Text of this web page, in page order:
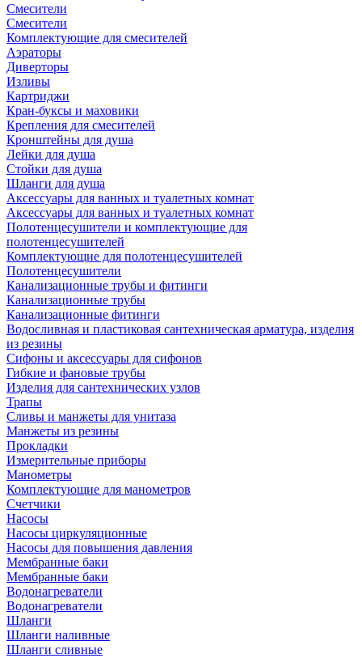
Смесители
Смесители
Комплектующие для смесителей
Аэраторы
Диверторы
Изливы
Картриджи
Кран-буксы и маховики
Крепления для смесителей
Кронштейны для душа
Лейки для душа
Стойки для душа
Шланги для душа
Аксессуары для ванных и туалетных комнат
Аксессуары для ванных и туалетных комнат
Полотенцесушители и комплектующие для
полотенцесушителей
Комплектующие для полотенцесушителей
Полотенцесушители
Канализационные трубы и фитинги
Канализационные трубы
Канализационные фитинги
Водосливная и пластиковая сантехническая арматура, изделия
из резины
Сифоны и аксессуары для сифонов
Гибкие и фановые трубы
Изделия для сантехнических узлов
Трапы
Сливы и манжеты для унитаза
Манжеты из резины
Прокладки
Измерительные приборы
Манометры
Комплектующие для манометров
Счетчики
Насосы
Насосы циркуляционные
Насосы для повышения давления
Мембранные баки
Мембранные баки
Водонагреватели
Водонагреватели
Шланги
Шланги наливные
Шланги сливные